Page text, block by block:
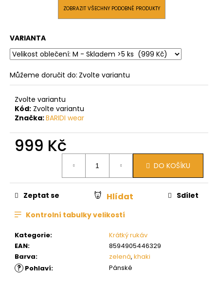
ZOBRAZIT VŠECHNY PODOBNÉ PRODUKTY
VARIANTA
Můžeme doručit do: Zvolte variantu
Zvolte variantu
Kód: Zvolte variantu
Značka:BARIDI wear
999 Kč
DO KOŠÍKU
Kategorie:
Krátký rukáv
EAN:
8594905446329
Barva: zelená, khaki
? Pohlaví: Pánské
Zeptat se Hlídat Sdílet
Kontrolní tabulky velikostí